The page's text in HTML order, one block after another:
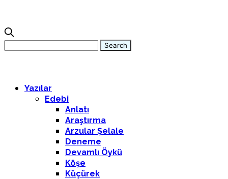
Yazılar
Edebi
Anlatı
Araştırma
Arzular Şelale
Deneme
Devamlı Öykü
Köşe
Küçürek